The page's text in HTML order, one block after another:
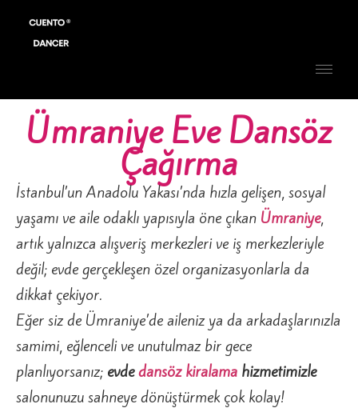
Ümraniye Eve Dansöz
Çağırma
İstanbul’un Anadolu Yakası’nda hızla gelişen, sosyal
yaşamı ve aile odaklı yapısıyla öne çıkan Ümraniye,
artık yalnızca alışveriş merkezleri ve iş merkezleriyle
değil; evde gerçekleşen özel organizasyonlarla da
dikkat çekiyor.
Eğer siz de Ümraniye’de aileniz ya da arkadaşlarınızla
samimi, eğlenceli ve unutulmaz bir gece
planlıyorsanız; evdedansöz kiralama hizmetimizle
salonunuzu sahneye dönüştürmek çok kolay!